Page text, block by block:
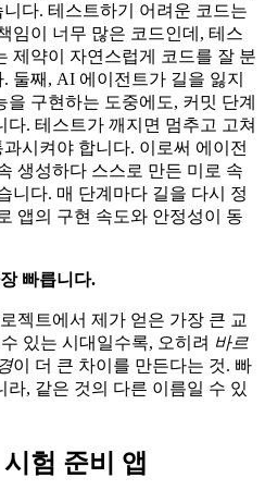
다. 테스트하기 어려운 코드는
임이 너무 많은 코드인데, 테스
제약이 자연스럽게 코드를 잘 분
둘째, AI 에이전트가 길을 잃지
구현하는 도중에도, 커밋 단계
. 테스트가 깨지면 멈추고 고쳐
시켜야 합니다. 이로써 에이전
생성하다 스스로 만든 미로 속
니다. 매 단계마다 길을 다시 정
앱의 구현 속도와 안정성이 동
빠릅니다.
젝트에서 제가 얻은 가장 큰 교
있는 시대일수록, 오히려 바르
이 더 큰 차이를 만든다는 것. 빠
, 같은 것의 다른 이름일 수 있
험 준비 앱